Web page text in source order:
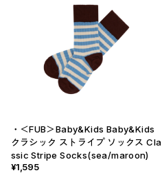
・＜FUB＞Baby&Kids Baby&Kids
クラシック ストライプ ソックス Cla
ssic Stripe Socks(sea/maroon)
¥1,595